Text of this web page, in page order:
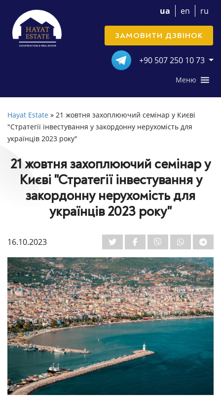
ua en ru
+90 507 250 10 73
ЗАМОВИТИ ДЗВІНОК
Меню
Hayat Estate » 21 жовтня захоплюючий семінар у Києві
"Стратегії інвестування у закордонну нерухомість для
українців 2023 року"
21 жовтня захоплюючий семінар у
Києві "Стратегії інвестування у
закордонну нерухомість для
українців 2023 року"
16.10.2023